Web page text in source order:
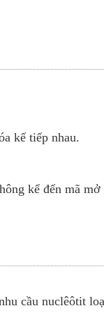
kế tiếp nhau.
kể đến mã mở
cầu nuclêôtit